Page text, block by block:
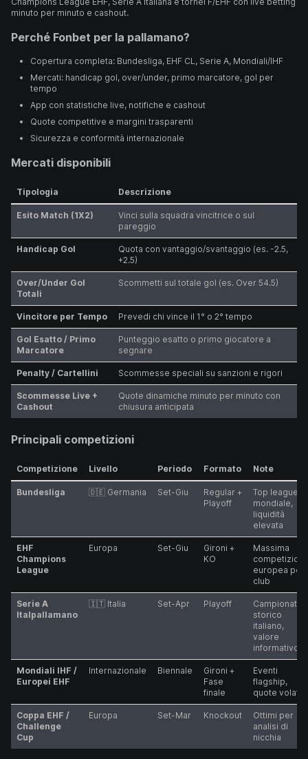
minuto per minuto e cashout.
Perché Fonbet per la pallamano?
Copertura completa: Bundesliga, EHF CL, Serie A, Mondiali/IHF
Mercati: handicap gol, over/under, primo marcatore, gol per
tempo
App con statistiche live, notifiche e cashout
Quote competitive e margini trasparenti
Sicurezza e conformità internazionale
Mercati disponibili
Tipologia Descrizione
Esito Match (1X2)
Vinci sulla squadra vincitrice o sul
pareggio
Handicap Gol
Quota con vantaggio/svantaggio (es. -2.5,
+2.5)
Over/Under Gol
Totali
Scommetti sul totale gol (es. Over 54.5)
Vincitore per Tempo Prevedi chi vince il 1° o 2° tempo
Gol Esatto / Primo
Marcatore
Punteggio esatto o primo giocatore a
segnare
Penalty / Cartellini Scommesse speciali su sanzioni e rigori
Scommesse Live +
Cashout
Quote dinamiche minuto per minuto con
chiusura anticipata
Principali competizioni
Competizione Livello Periodo Formato Note
Bundesliga 🇩🇪 Germania Set-Giu
Regular +
Playoff
Top league
mondiale,
liquidità
elevata
EHF
Champions
League
Europa Set-Giu
Gironi +
KO
Massima
europea per
club
Serie A
Italpallamano
🇮🇹 Italia Set-Apr Playoff
Campionato
storico
italiano,
valore
informativo
Mondiali IHF /
Europei EHF
Internazionale Biennale
Gironi +
Fase
finale
Eventi
flagship,
quote volatili
Coppa EHF /
Challenge
Cup
Europa Set-Mar Knockout
Ottimi per
analisi di
nicchia